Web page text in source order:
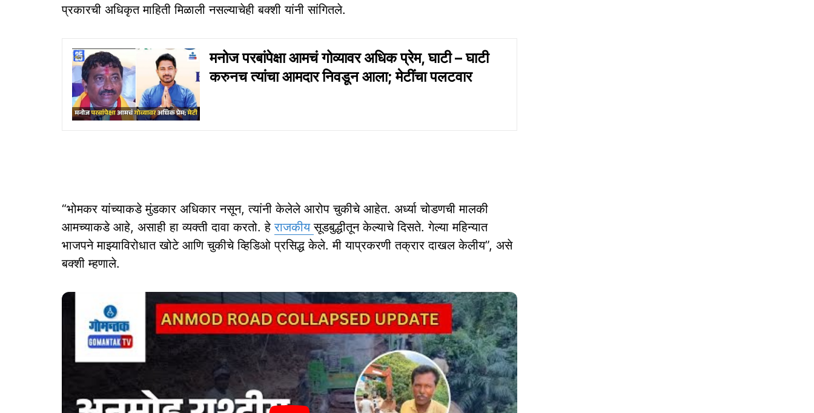
प्रकारची अधिकृत माहिती मिळाली नसल्याचेही बक्शी यांनी सांगितले.
मनोज परबांपेक्षा आमचं गोव्यावर अधिक प्रेम, घाटी – घाटी
करुनच त्यांचा आमदार निवडून आला; मेटींचा पलटवार
“भोमकर यांच्याकडे मुंडकार अधिकार नसून, त्यांनी केलेले आरोप चुकीचे आहेत. अर्ध्या चोडणची मालकी
आमच्याकडे आहे, असाही हा व्यक्ती दावा करतो. हेराजकीयसूडबुद्धीतून केल्याचे दिसते. गेल्या महिन्यात
भाजपने माझ्याविरोधात खोटे आणि चुकीचे व्हिडिओ प्रसिद्ध केले. मी याप्रकरणी तक्रार दाखल केलीय”, असे
बक्शी म्हणाले.